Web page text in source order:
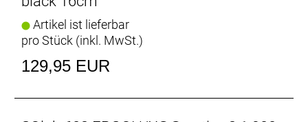
Artikel ist lieferbar
pro Stück (inkl. MwSt.)
129,95 EUR